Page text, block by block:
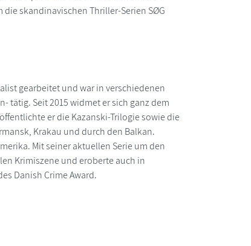
die skandinavischen Thriller-Serien SØG
gearbeitet und war in verschiedenen
tätig. Seit 2015 widmet er sich ganz dem
er die Kazanski-Trilogie sowie die
Krakau und durch den Balkan.
Mit seiner aktuellen Serie um den
Krimiszene und eroberte auch in
Danish Crime Award.